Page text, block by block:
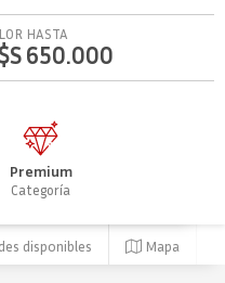
HASTA
650.000
Premium
Categoría
disponibles Mapa